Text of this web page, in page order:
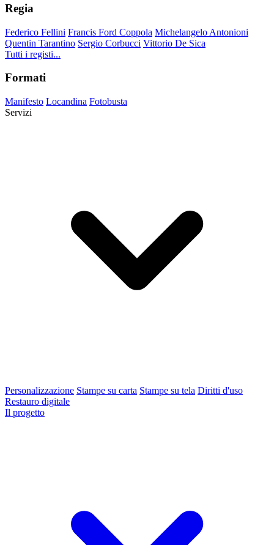
Regia
Federico Fellini Francis Ford Coppola Michelangelo Antonioni
Quentin Tarantino Sergio Corbucci Vittorio De Sica
Tutti i registi...
Formati
Manifesto Locandina Fotobusta
Servizi
Personalizzazione Stampe su carta Stampe su tela Diritti d'uso
Restauro digitale
Il progetto